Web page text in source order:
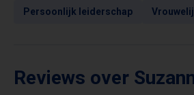
Persoonlijk leiderschap
Reviews over